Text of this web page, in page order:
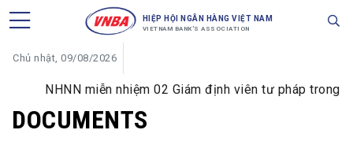
HIỆP HỘI NGÂN HÀNG VIỆT NAM
VIETNAM BANK'S ASSOCIATION
Chủ nhật, 09/08/2026
NHNN miễn nhiệm 02 Giám định viên tư pháp trong
DOCUMENTS